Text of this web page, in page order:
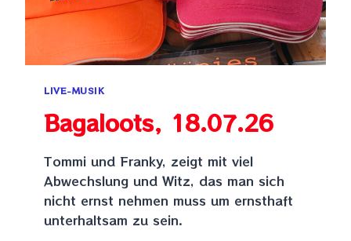
LIVE-MUSIK
Bagaloots, 18.07.26
Tommi und Franky, zeigt mit viel
Abwechslung und Witz, das man sich
nicht ernst nehmen muss um ernsthaft
unterhaltsam zu sein.